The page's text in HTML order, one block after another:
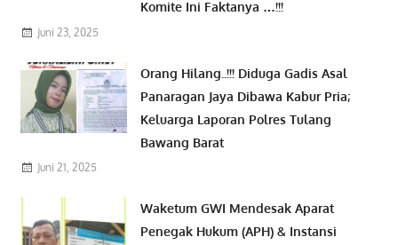
Komite Ini Faktanya …!!!
Juni 23, 2025
Orang Hilang..!!! Diduga Gadis Asal
Panaragan Jaya Dibawa Kabur Pria;
Keluarga Laporan Polres Tulang
Bawang Barat
Juni 21, 2025
Waketum GWI Mendesak Aparat
Penegak Hukum (APH) & Instansi